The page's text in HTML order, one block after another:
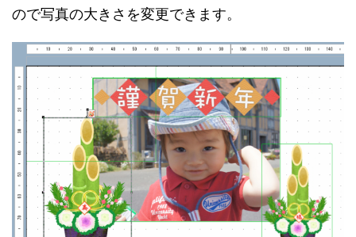
ので写真の大きさを変更できます。